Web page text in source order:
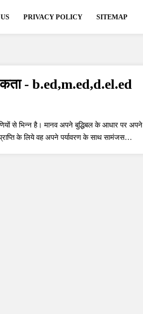
PRIVACY POLICY SITEMAP
- b.ed,m.ed,d.el.ed
से भिन्न है। मानव अपने बुद्धिबल के आधार पर अपने
के लिये वह अपने पर्यावरण के साथ सामंजस…